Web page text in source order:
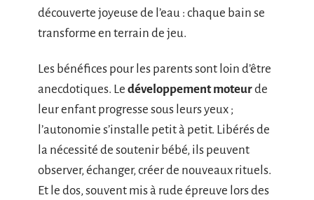
découverte joyeuse de l’eau : chaque bain se
transforme en terrain de jeu.
Les bénéfices pour les parents sont loin d’être
anecdotiques. Le développement moteurde
leur enfant progresse sous leurs yeux ;
l’autonomie s’installe petit à petit. Libérés de
la nécessité de soutenir bébé, ils peuvent
observer, échanger, créer de nouveaux rituels.
Et le dos, souvent mis à rude épreuve lors des